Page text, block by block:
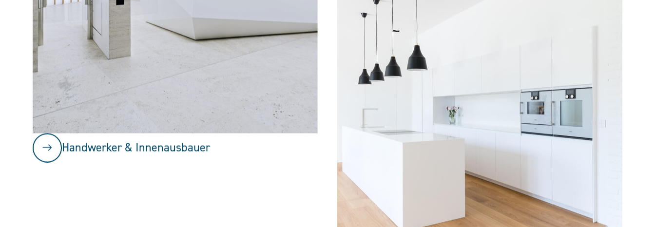
Handwerker & Innenausbauer